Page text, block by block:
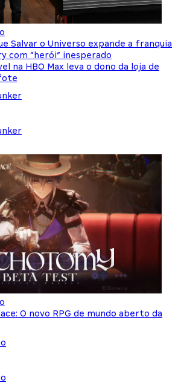
Salvar o Universo expande a franquia
com “herói” inesperado
na HBO Max leva o dono da loja de
O novo RPG de mundo aberto da